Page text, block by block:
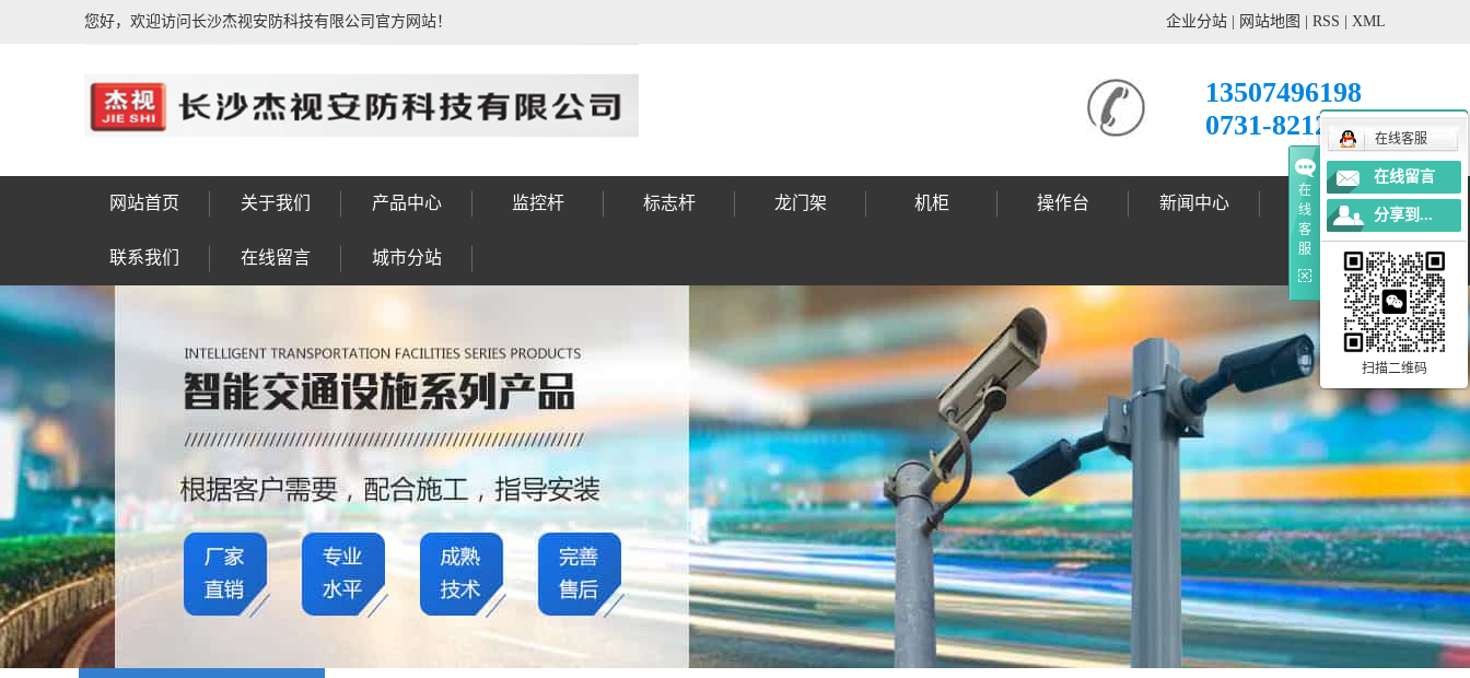
您好，欢迎访问长沙杰视安防科技有限公司官方网站！ 企业分站 网站地图 RSS XML
13507496198
0731-82121678
网站首页 关于我们
公司简介
荣誉资质
公司相册
企业文化
发展历程
售后服务
联系我们
产品中心
智慧灯杆
LED景观灯
监控杆
标志杆
龙门架
F型显示屏杆
高杆灯
太阳能路灯
信号灯杆
监控八棱杆
信号灯八棱杆
机柜
操作台
实验台
控制台
工作台
钣金
设备箱
岗亭
监控电视墙
车牌识别系统
人行通道闸系统
动态人脸识别系
车位引导系统
楼宇对讲系统
公共广播系统
防盗报警系统
门禁考勤系统
视频会议系统
综合布线系统
IPTV电视系统
电子围栏系统
视频监控系统
监控杆 标志杆 龙门架 机柜 操作台 新闻中心 工程案例
灯杆案例
标志杆案例
标志牌案例
信号灯案例
更多案例
联系我们 在线留言 城市分站
在
线
客
服
在线客服
在线留言
分享到...
扫描二维码